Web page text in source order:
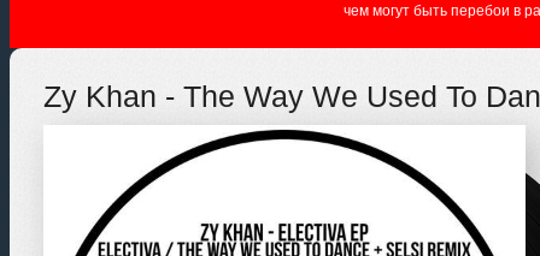
чем могут быть перебои в
Zy Khan - The Way We Used To